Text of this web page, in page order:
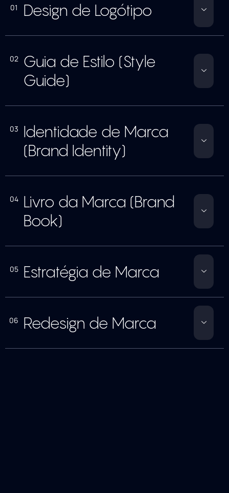
01 Design de Logótipo
02 Guia de Estilo (Style
Guide)
03
Identidade de Marca
(Brand Identity)
04 Livro da Marca (Brand
Book)
05 Estratégia de Marca
06 Redesign de Marca